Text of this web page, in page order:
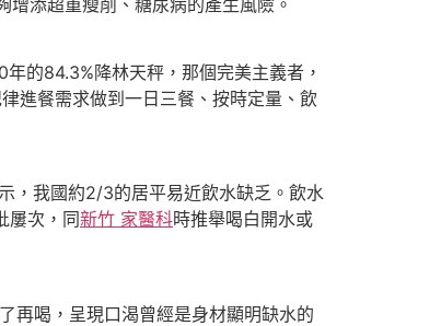
84.3%降林天秤，那個完美主義者，
進餐需求做到一日三餐、按時定量、飲
，我國約2/3的居平易近飲水缺乏。飲水
屢次，同新竹 家醫科時推舉喝白開水或
喝，呈現口渴曾經是身材顯明缺水的